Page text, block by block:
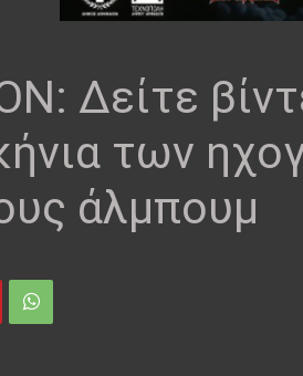
Δείτε
των
άλμπουμ